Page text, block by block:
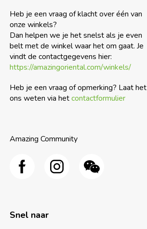
Heb je een vraag of klacht over één van
onze winkels?
Dan helpen we je het snelst als je even
belt met de winkel waar het om gaat. Je
vindt de contactgegevens hier:
https://amazingoriental.com/winkels/
Heb je een vraag of opmerking? Laat het
ons weten via hetcontactformulier
Amazing Community
Snel naar